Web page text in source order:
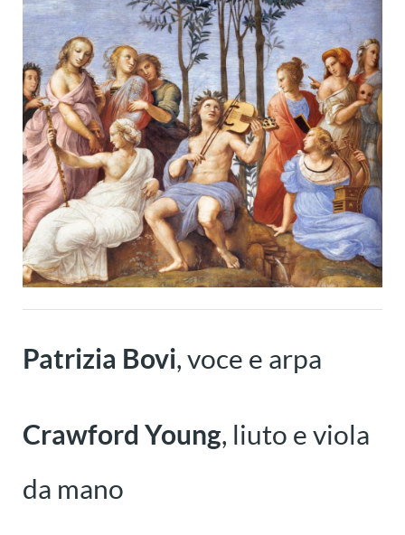
Patrizia Bovi, voce e arpa
Crawford Young, liuto e viola
da mano